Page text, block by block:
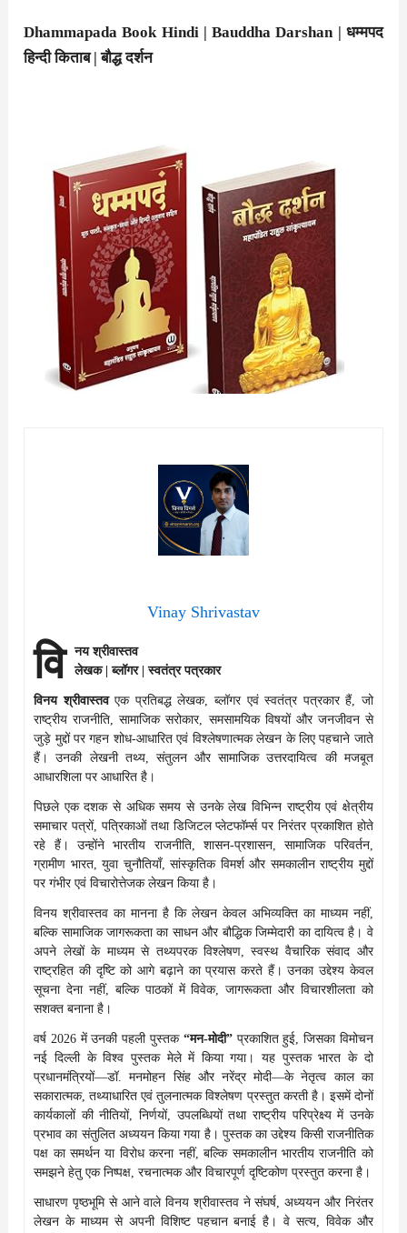
Dhammapada Book Hindi | Bauddha Darshan | धम्मपद
हिन्दी किताब | बौद्ध दर्शन
Vinay Shrivastav
वि
नय श्रीवास्तव
लेखक | ब्लॉगर | स्वतंत्र पत्रकार
विनय श्रीवास्तवएक प्रतिबद्ध लेखक, ब्लॉगर एवं स्वतंत्र पत्रकार हैं, जो
राष्ट्रीय राजनीति, सामाजिक सरोकार, समसामयिक विषयों और जनजीवन से
जुड़े मुद्दों पर गहन शोध-आधारित एवं विश्लेषणात्मक लेखन के लिए पहचाने जाते
हैं। उनकी लेखनी तथ्य, संतुलन और सामाजिक उत्तरदायित्व की मजबूत
आधारशिला पर आधारित है।
पिछले एक दशक से अधिक समय से उनके लेख विभिन्न राष्ट्रीय एवं क्षेत्रीय
समाचार पत्रों, पत्रिकाओं तथा डिजिटल प्लेटफॉर्म्स पर निरंतर प्रकाशित होते
रहे हैं। उन्होंने भारतीय राजनीति, शासन-प्रशासन, सामाजिक परिवर्तन,
ग्रामीण भारत, युवा चुनौतियाँ, सांस्कृतिक विमर्श और समकालीन राष्ट्रीय मुद्दों
पर गंभीर एवं विचारोत्तेजक लेखन किया है।
विनय श्रीवास्तव का मानना है कि लेखन केवल अभिव्यक्ति का माध्यम नहीं,
बल्कि सामाजिक जागरूकता का साधन और बौद्धिक जिम्मेदारी का दायित्व है। वे
अपने लेखों के माध्यम से तथ्यपरक विश्लेषण, स्वस्थ वैचारिक संवाद और
राष्ट्रहित की दृष्टि को आगे बढ़ाने का प्रयास करते हैं। उनका उद्देश्य केवल
सूचना देना नहीं, बल्कि पाठकों में विवेक, जागरूकता और विचारशीलता को
सशक्त बनाना है।
वर्ष 2026 में उनकी पहली पुस्तक “मन-मोदी”प्रकाशित हुई, जिसका विमोचन
नई दिल्ली के विश्व पुस्तक मेले में किया गया। यह पुस्तक भारत के दो
प्रधानमंत्रियों—डॉ. मनमोहन सिंह और नरेंद्र मोदी—के नेतृत्व काल का
सकारात्मक, तथ्याधारित एवं तुलनात्मक विश्लेषण प्रस्तुत करती है। इसमें दोनों
कार्यकालों की नीतियों, निर्णयों, उपलब्धियों तथा राष्ट्रीय परिप्रेक्ष्य में उनके
प्रभाव का संतुलित अध्ययन किया गया है। पुस्तक का उद्देश्य किसी राजनीतिक
पक्ष का समर्थन या विरोध करना नहीं, बल्कि समकालीन भारतीय राजनीति को
समझने हेतु एक निष्पक्ष, रचनात्मक और विचारपूर्ण दृष्टिकोण प्रस्तुत करना है।
साधारण पृष्ठभूमि से आने वाले विनय श्रीवास्तव ने संघर्ष, अध्ययन और निरंतर
लेखन के माध्यम से अपनी विशिष्ट पहचान बनाई है। वे सत्य, विवेक और